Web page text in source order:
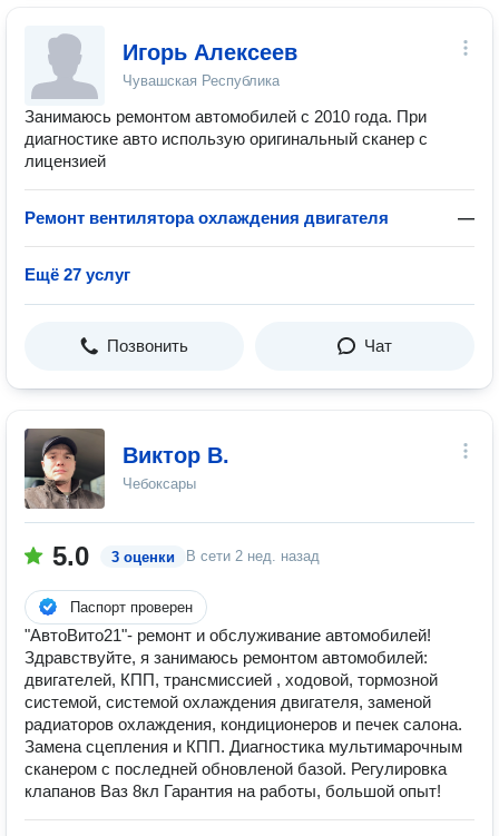
Игорь Алексеев
Чувашская Республика
Занимаюсь ремонтом автомобилей с 2010 года. При
диагностике авто использую оригинальный сканер с
лицензией
Ремонт вентилятора охлаждения двигателя —
Ещё 27 услуг
Позвонить Чат
Виктор В.
Чебоксары
5.0 3 оценки В сети 2 нед. назад
Паспорт проверен
"АвтоВито21"- ремонт и обслуживание автомобилей!
Здравствуйте, я занимаюсь ремонтом автомобилей:
двигателей, КПП, трансмиссией , ходовой, тормозной
системой, системой охлаждения двигателя, заменой
радиаторов охлаждения, кондиционеров и печек салона.
Замена сцепления и КПП. Диагностика мультимарочным
сканером с последней обновленой базой. Регулировка
клапанов Ваз 8кл Гарантия на работы, большой опыт!